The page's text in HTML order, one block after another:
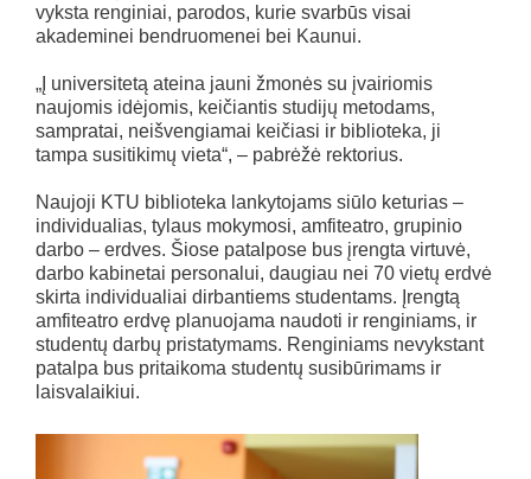
vyksta renginiai, parodos, kurie svarbūs visai
akademinei bendruomenei bei Kaunui.
„Į universitetą ateina jauni žmonės su įvairiomis
naujomis idėjomis, keičiantis studijų metodams,
sampratai, neišvengiamai keičiasi ir biblioteka, ji
tampa susitikimų vieta“, – pabrėžė rektorius.
Naujoji KTU biblioteka lankytojams siūlo keturias –
individualias, tylaus mokymosi, amfiteatro, grupinio
darbo – erdves. Šiose patalpose bus įrengta virtuvė,
darbo kabinetai personalui, daugiau nei 70 vietų erdvė
skirta individualiai dirbantiems studentams. Įrengtą
amfiteatro erdvę planuojama naudoti ir renginiams, ir
studentų darbų pristatymams. Renginiams nevykstant
patalpa bus pritaikoma studentų susibūrimams ir
laisvalaikiui.